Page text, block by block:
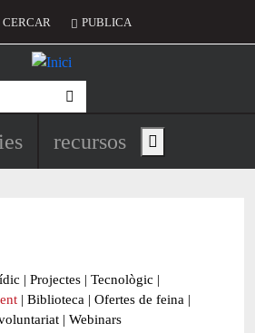
del compte d'usuari
CERCAR PUBLICA
principal de
recursos Show main menu
| Projectes | Tecnològic |
| Biblioteca | Ofertes de feina |
| Webinars